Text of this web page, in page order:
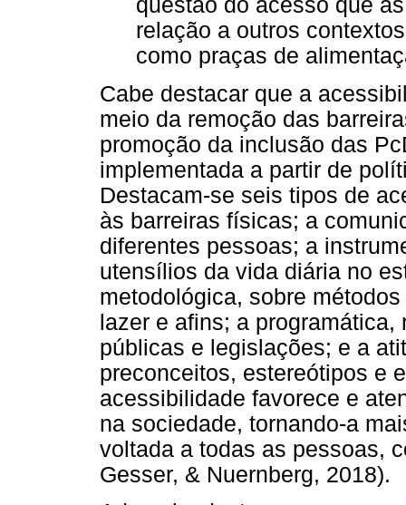
questão do acesso que
relação a outros
como praças de
Cabe destacar que a
meio da remoção das
promoção da inclusão das
implementada a partir de
Destacam-se seis tipos de
às barreiras físicas; a
diferentes pessoas; a
utensílios da vida diária no
metodológica, sobre
lazer e afins; a
públicas e legislações; e a
preconceitos, estereótipos e
acessibilidade favorece e
na sociedade, tornando-a
voltada a todas as pessoas,
Gesser, & Nuernberg, 2018).